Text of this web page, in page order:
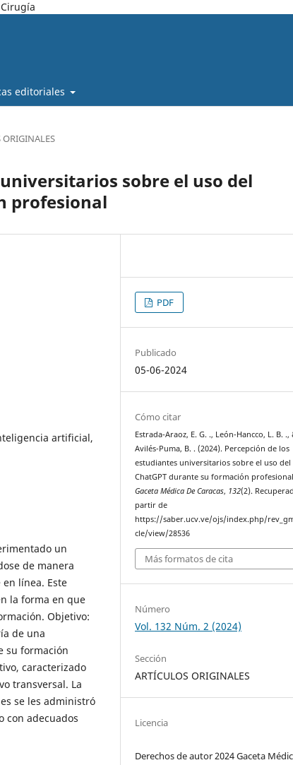
editoriales
sobre el uso del
profesional
artificial,
un
de manera
línea. Este
la forma en que
Objetivo:
de una
su formación
caracterizado
transversal. La
se les administró
con adecuados
PDF
Publicado
05-06-2024
Cómo citar
Estrada-Araoz, E. G. ., León-Hancco, L. B. .,
Avilés-Puma, B. . (2024). Percepción de los
estudiantes universitarios sobre el uso del
ChatGPT durante su formación
Gaceta Médica De Caracas, 132(2).
partir de
https://saber.ucv.ve/ojs/index.php/
cle/view/28536
Más formatos de cita
Número
Vol. 132 Núm. 2 (2024)
Sección
ARTÍCULOS ORIGINALES
Licencia
Derechos de autor 2024 Gaceta